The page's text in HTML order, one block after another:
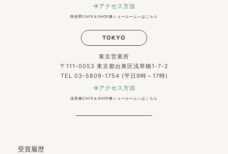
アクセス方法
阿倍野CAFE＆SHOP兼ショールームへはこちら
TOKYO
東京営業所
〒111-0053 東京都台東区浅草橋1-7-2
TEL 03-5809-1754 (平日9時～17時)
アクセス方法
浅草橋CAFE＆SHOP兼ショールームへはこちら
受賞履歴